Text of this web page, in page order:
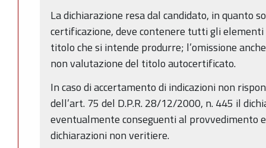
La dichiarazione resa dal candidato, in
certificazione, deve contenere tutti gli
titolo che si intende produrre; l’omissione
non valutazione del titolo autocertificato.
In caso di accertamento di indicazioni non
dell’art. 75 del D.P.R. 28/12/2000, n. 445 il
eventualmente conseguenti al provvedimento
dichiarazioni non veritiere.